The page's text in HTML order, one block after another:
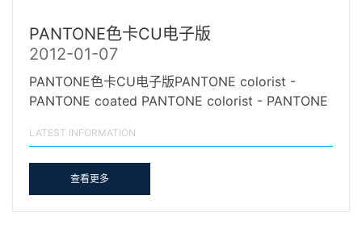
PANTONE色卡CU电子版
2012-01-07
PANTONE色卡CU电子版PANTONE colorist -
PANTONE coated PANTONE colorist - PANTONE
LATEST INFORMATION
查看更多